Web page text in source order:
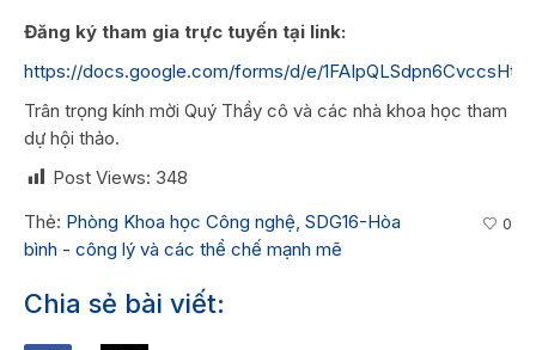
Đăng ký tham gia trực tuyến tại link:
https://docs.google.com/forms/d/e/
Trân trọng kính mời Quý Thầy cô và các nhà khoa học tham
dự hội thảo.
Post Views: 348
Thẻ: Phòng Khoa học Công nghệ, SDG16-Hòa
bình - công lý và các thể chế mạnh mẽ
0
Chia sẻ bài viết: